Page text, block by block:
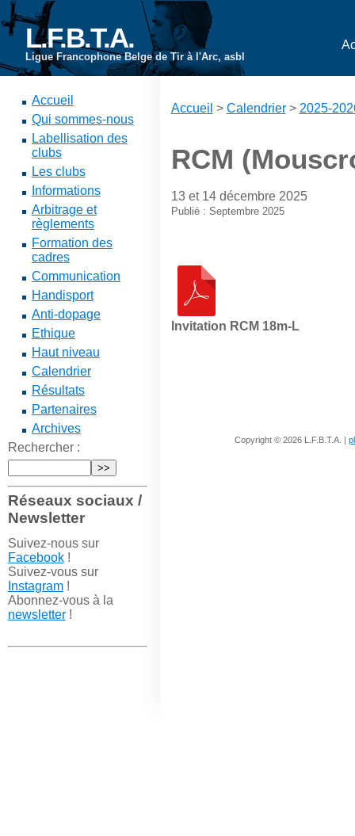
L.F.B.T.A.
Ligue Francophone Belge de Tir à l'Arc, asbl
Accueil
Qui sommes-nous
Labellisation des
clubs
Les clubs
Informations
Arbitrage et
règlements
Formation des
cadres
Communication
Handisport
Anti-dopage
Ethique
Haut niveau
Calendrier
Résultats
Partenaires
Archives
Rechercher :
Réseaux sociaux /
Newsletter
Suivez-nous sur
Facebook!
Suivez-vous sur
Instagram!
Abonnez-vous à la
newsletter!
Accueil > Calendrier> 2025-
RCM
13 et 14 décembre 2025
Publié : Septembre 2025
Invitation RCM 18m-L
Copyright © 2026 L.F.B.T.A. |